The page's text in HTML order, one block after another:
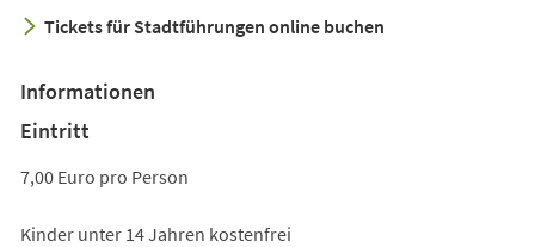
Tickets für Stadtführungen online buchen
Informationen
Eintritt
7,00 Euro pro Person
Kinder unter 14 Jahren kostenfrei